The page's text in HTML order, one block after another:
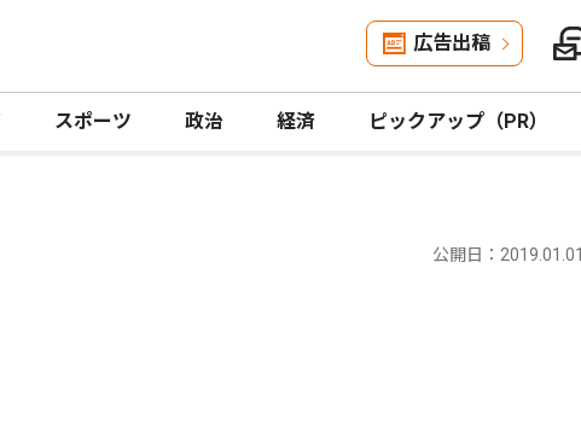
広告出稿
スポーツ 政治 経済 ピックアップ（PR）
公開日：2019.01.01